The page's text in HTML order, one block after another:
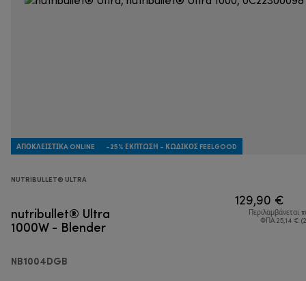
ΑΠΟΚΛΕΙΣΤΙΚA ONLINE -25% ΈΚΠΤΩΣΗ - ΚΩΔΙΚΌΣ FEELGOOD
NUTRIBULLET® ULTRA
nutribullet® Ultra
1000W - Blender
NB1004DGB
129,90 €
Περιλαμβάνεται
ΦΠΑ 25,14 €